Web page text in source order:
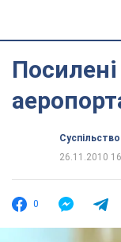
Суспільство
26.11.2010
0